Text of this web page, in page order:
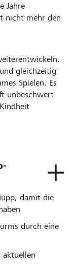
Jahre
nicht mehr den
gleichzeitig
Spielen. Es
unbeschwert
damit die
durch eine
aktuellen